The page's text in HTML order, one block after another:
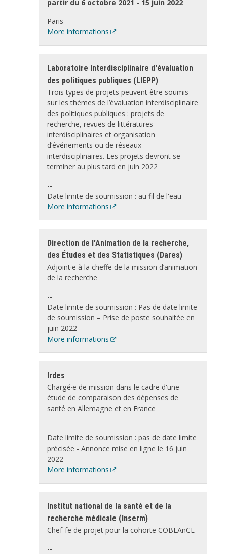
partir du 6 octobre 2021 - 15 juin 2022
Paris
More informations
Laboratoire Interdisciplinaire d'évaluation
des politiques publiques (LIEPP)
Trois types de projets peuvent être soumis
sur les thèmes de l’évaluation interdisciplinaire
des politiques publiques :​ projets de
recherche, revues de littératures
interdisciplinaires et organisation
d’événements ou de réseaux
interdisciplinaires. Les projets devront se
terminer au plus tard en juin 2022
--
Date limite de soumission : au fil de l'eau
More informations
Direction de l'Animation de la recherche,
des Études et des Statistiques (Dares)
Adjoint·e à la cheffe de la mission d’animation
de la recherche
--
Date limite de soumission : Pas de date limite
de soumission – Prise de poste souhaitée en
juin 2022
More informations
Irdes
Chargé·e de mission dans le cadre d'une
étude de comparaison des dépenses de
santé en Allemagne et en France
--
Date limite de soumission : pas de date limite
précisée - Annonce mise en ligne le 16 juin
2022
More informations
Institut national de la santé et de la
recherche médicale (Inserm)
Chef-fe de projet pour la cohorte COBLAnCE
--